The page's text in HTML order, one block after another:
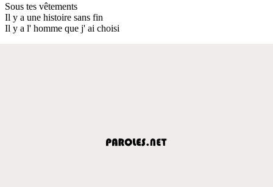
Sous tes vêtements
Il y a une histoire sans fin
Il y a l' homme que j' ai choisi